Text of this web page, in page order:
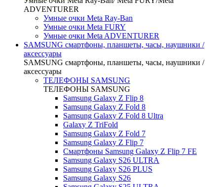
ADVENTURER
Умные очки Meta Ray-Ban
Умные очки Meta FURY
Умные очки Meta ADVENTURER
SAMSUNG cмартфоны, планшеты, часы, наушники /
аксессуары
SAMSUNG cмартфоны, планшеты, часы, наушники /
аксессуары
ТЕЛЕФОНЫ SAMSUNG
ТЕЛЕФОНЫ SAMSUNG
Samsung Galaxy Z Flip 8
Samsung Galaxy Z Fold 8
Samsung Galaxy Z Fold 8 Ultra
Galaxy Z TriFold
Samsung Galaxy Z Fold 7
Samsung Galaxy Z Flip 7
Смартфоны Samsung Galaxy Z Flip 7 FE
Samsung Galaxy S26 ULTRA
Samsung Galaxy S26 PLUS
Samsung Galaxy S26